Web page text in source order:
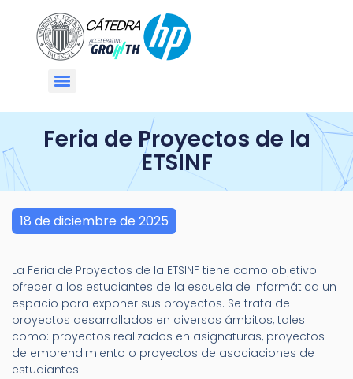
Feria de Proyectos de la
ETSINF
18 de diciembre de 2025
La Feria de Proyectos de la ETSINF tiene como objetivo
ofrecer a los estudiantes de la escuela de informática un
espacio para exponer sus proyectos. Se trata de
proyectos desarrollados en diversos ámbitos, tales
como: proyectos realizados en asignaturas, proyectos
de emprendimiento o proyectos de asociaciones de
estudiantes.